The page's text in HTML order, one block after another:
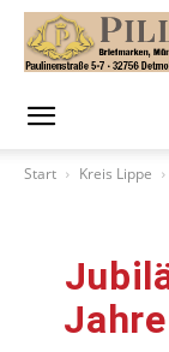
Start Kreis Lippe